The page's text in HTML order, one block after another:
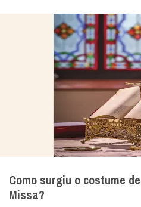
Como surgiu o costume
Missa?